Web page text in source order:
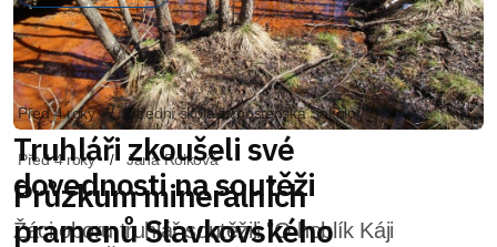
Před 4 roky Jana Rolková
Průzkum minerálních
pramenů Slavkovského